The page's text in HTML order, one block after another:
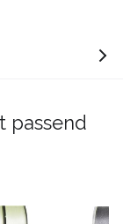
passend